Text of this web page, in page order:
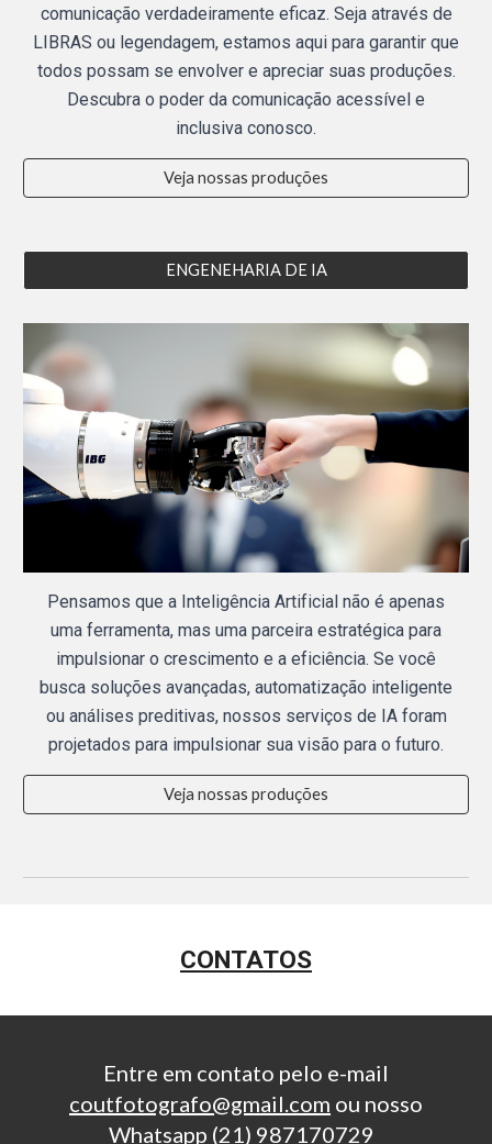
comunicação verdadeiramente eficaz. Seja através de
LIBRAS ou legendagem, estamos aqui para garantir que
todos possam se envolver e apreciar suas produções.
Descubra o poder da comunicação acessível e
inclusiva conosco.
Veja nossas produções
ENGENEHARIA DE IA
Pensamos que a Inteligência Artificial não é apenas
uma ferramenta, mas uma parceira estratégica para
impulsionar o crescimento e a eficiência. Se você
busca soluções avançadas, automatização inteligente
ou análises preditivas, nossos serviços de IA foram
projetados para impulsionar sua visão para o futuro.
Veja nossas produções
CONTATOS
Entre em contato pelo e-mail
coutfotografo@gmail.com ou nosso
Whatsapp (21) 987170729